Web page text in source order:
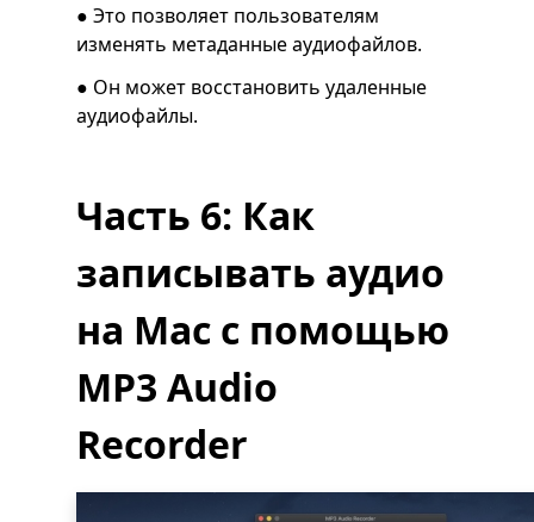
● Это позволяет пользователям
изменять метаданные аудиофайлов.
● Он может восстановить удаленные
аудиофайлы.
Часть 6: Как
записывать аудио
на Mac с помощью
MP3 Audio
Recorder